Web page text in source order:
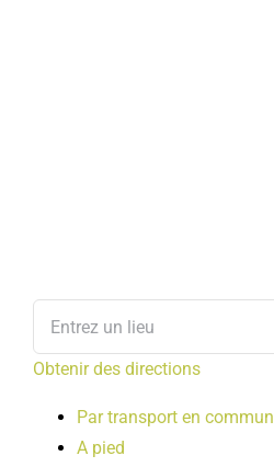
Obtenir des directions
Par transport en commun
A pied